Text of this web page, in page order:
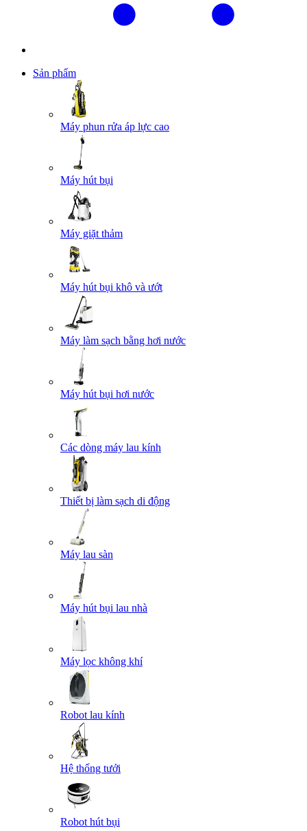
Sản phẩm
Máy phun rửa áp lực cao
Máy hút bụi
Máy giặt thảm
Máy hút bụi khô và ướt
Máy làm sạch bằng hơi nước
Máy hút bụi hơi nước
Các dòng máy lau kính
Thiết bị làm sạch di động
Máy lau sàn
Máy hút bụi lau nhà
Máy lọc không khí
Robot lau kính
Hệ thống tưới
Robot hút bụi